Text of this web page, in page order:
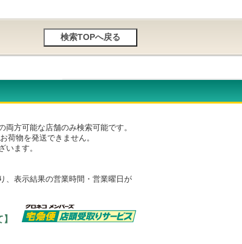
方可能な店舗のみ検索可能です。
物を発送できません。
ます。
、表示結果の営業時間・営業曜日が
】